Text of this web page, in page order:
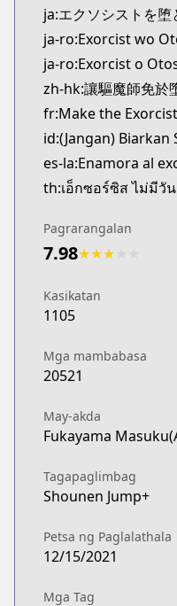
MangaUpdates
MangaUpdates
https://
Book☆Walker
Book☆Walker
https://
Official English
Official English
https://
ja:エクソシストを堕
ja-ro:Exorcist wo
ja-ro:Exorcist o
zh-hk:讓驅魔師免於
fr:Make the
id:(Jangan) Biarkan
es-la:Enamora al
th:เอ็กซอร์ซิส ไม่มีวั
Pagrarangalan
7.98★★★
Kasikatan
1105
Mga mambabasa
20521
May-akda
Fukayama
Tagapaglimbag
Shounen Jump+
Petsa ng Paglalathala
12/15/2021
Mga Tag